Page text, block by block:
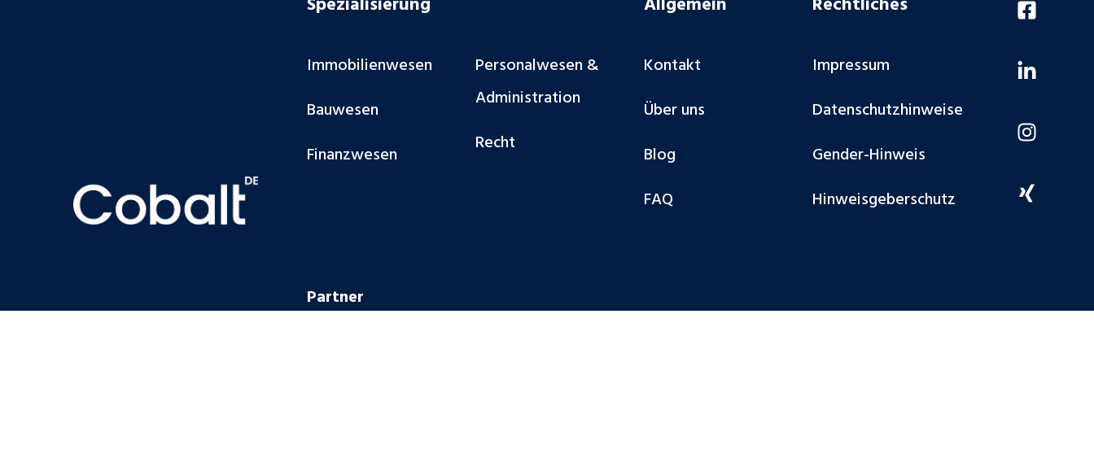
Immobilienwesen
Bauwesen
Finanzwesen
Personalwesen &
Administration
Recht
Kontakt
Über uns
Blog
FAQ
Impressum
Datenschutzhinweise
Gender-Hinweis
Hinweisgeberschutz
Partner